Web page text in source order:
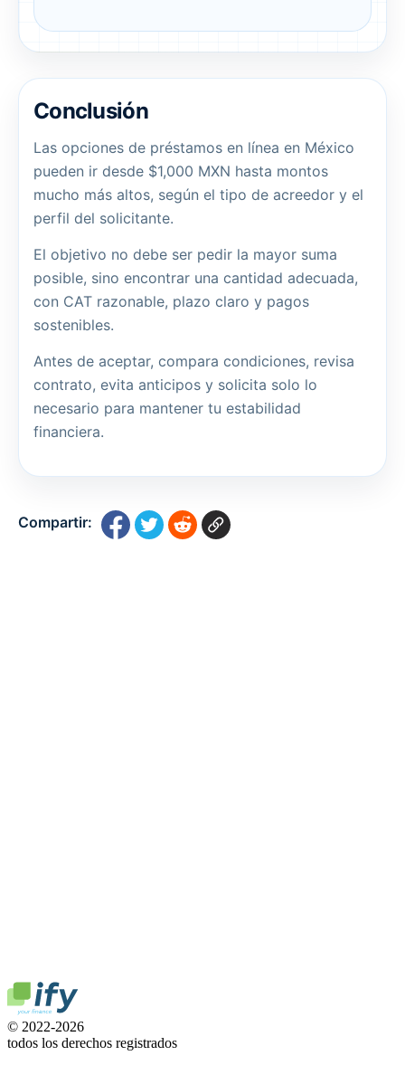
Conclusión
Las opciones de préstamos en línea en México
pueden ir desde $1,000 MXN hasta montos
mucho más altos, según el tipo de acreedor y el
perfil del solicitante.
El objetivo no debe ser pedir la mayor suma
posible, sino encontrar una cantidad adecuada,
con CAT razonable, plazo claro y pagos
sostenibles.
Antes de aceptar, compara condiciones, revisa
contrato, evita anticipos y solicita solo lo
necesario para mantener tu estabilidad
financiera.
Compartir:
© 2022-2026
todos los derechos registrados